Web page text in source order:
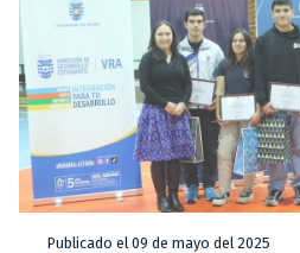
Publicado el 09 de mayo del 2025